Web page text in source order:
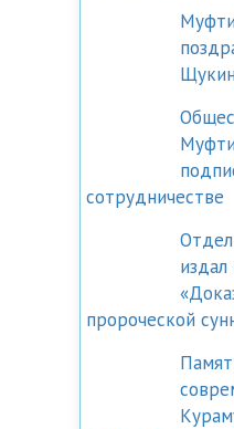
сотрудничестве
издал
пророческой